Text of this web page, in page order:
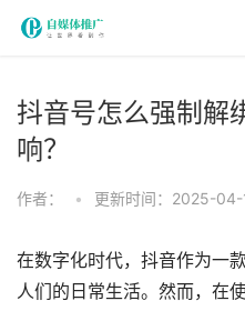
抖音号怎么强制解
响？
作者： • 更新时间：2025-04-
在数字化时代，抖音作为一
人们的日常生活。然而，在